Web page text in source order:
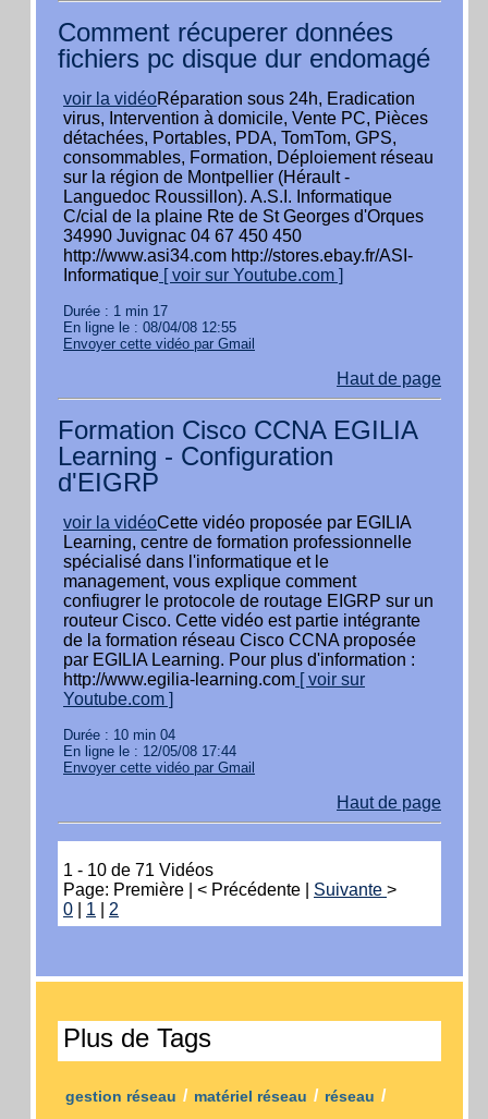
Comment récuperer données
fichiers pc disque dur endomagé
voir la vidéoRéparation sous 24h, Eradication
virus, Intervention à domicile, Vente PC, Pièces
détachées, Portables, PDA, TomTom, GPS,
consommables, Formation, Déploiement réseau
sur la région de Montpellier (Hérault -
Languedoc Roussillon). A.S.I. Informatique
C/cial de la plaine Rte de St Georges d'Orques
34990 Juvignac 04 67 450 450
http://www.asi34.com http://stores.ebay.fr/ASI-
Informatique [ voir sur Youtube.com ]
Durée : 1 min 17
En ligne le : 08/04/08 12:55
Envoyer cette vidéo par Gmail
Haut de page
Formation Cisco CCNA EGILIA
Learning - Configuration
d'EIGRP
voir la vidéoCette vidéo proposée par EGILIA
Learning, centre de formation professionnelle
spécialisé dans l'informatique et le
management, vous explique comment
confiugrer le protocole de routage EIGRP sur un
routeur Cisco. Cette vidéo est partie intégrante
de la formation réseau Cisco CCNA proposée
par EGILIA Learning. Pour plus d'information :
http://www.egilia-learning.com [ voir sur
Youtube.com ]
Durée : 10 min 04
En ligne le : 12/05/08 17:44
Envoyer cette vidéo par Gmail
Haut de page
1 - 10 de 71 Vidéos
Page: Première | < Précédente | Suivante >
0
1 2
Plus de Tags
gestion réseau / matériel réseau / réseau /